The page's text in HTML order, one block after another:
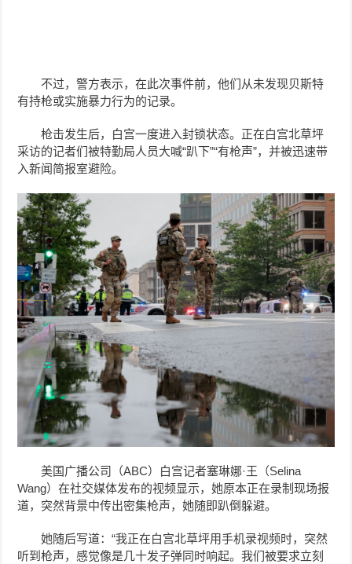
不过，警方表示，在此次事件前，他们从未发现贝斯特
有持枪或实施暴力行为的记录。
枪击发生后，白宫一度进入封锁状态。正在白宫北草坪
采访的记者们被特勤局人员大喊“趴下”“有枪声”，并被迅速带
入新闻简报室避险。
美国广播公司（ABC）白宫记者塞琳娜·王（Selina
Wang）在社交媒体发布的视频显示，她原本正在录制现场报
道，突然背景中传出密集枪声，她随即趴倒躲避。
她随后写道：“我正在白宫北草坪用手机录视频时，突然
听到枪声，感觉像是几十发子弹同时响起。我们被要求立刻